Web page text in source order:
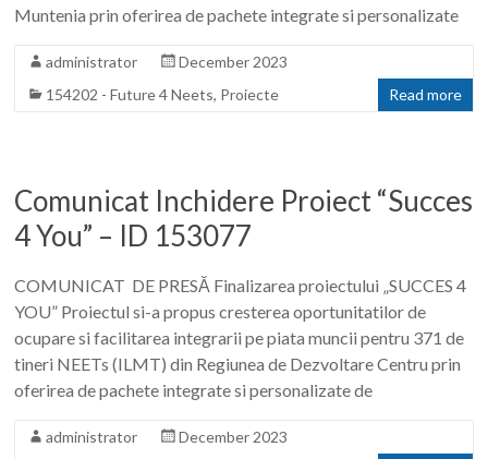
Muntenia prin oferirea de pachete integrate si personalizate
administrator
December 2023
154202 - Future 4 Neets, Proiecte Read more
Comunicat Inchidere Proiect “Succes
4 You” – ID 153077
COMUNICAT DE PRESĂ Finalizarea proiectului „SUCCES 4
YOU” Proiectul si-a propus cresterea oportunitatilor de
ocupare si facilitarea integrarii pe piata muncii pentru 371 de
tineri NEETs (ILMT) din Regiunea de Dezvoltare Centru prin
oferirea de pachete integrate si personalizate de
administrator
December 2023